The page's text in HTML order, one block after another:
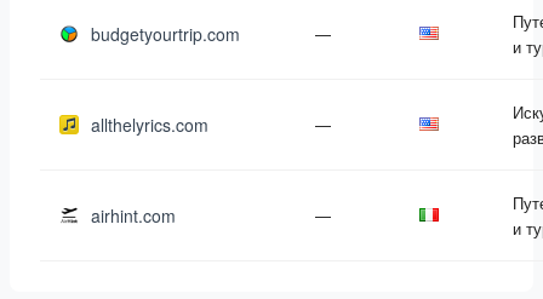
budgetyourtrip.com —
и
allthelyrics.com —
airhint.com —
и